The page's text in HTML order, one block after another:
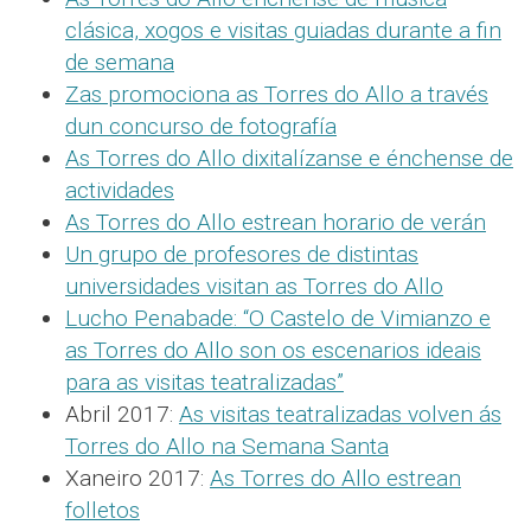
clásica, xogos e visitas guiadas durante a fin
de semana
Zas promociona as Torres do Allo a través
dun concurso de fotografía
As Torres do Allo dixitalízanse e énchense de
actividades
As Torres do Allo estrean horario de verán
Un grupo de profesores de distintas
universidades visitan as Torres do Allo
Lucho Penabade: “O Castelo de Vimianzo e
as Torres do Allo son os escenarios ideais
para as visitas teatralizadas”
Abril 2017: As visitas teatralizadas volven ás
Torres do Allo na Semana Santa
Xaneiro 2017: As Torres do Allo estrean
folletos